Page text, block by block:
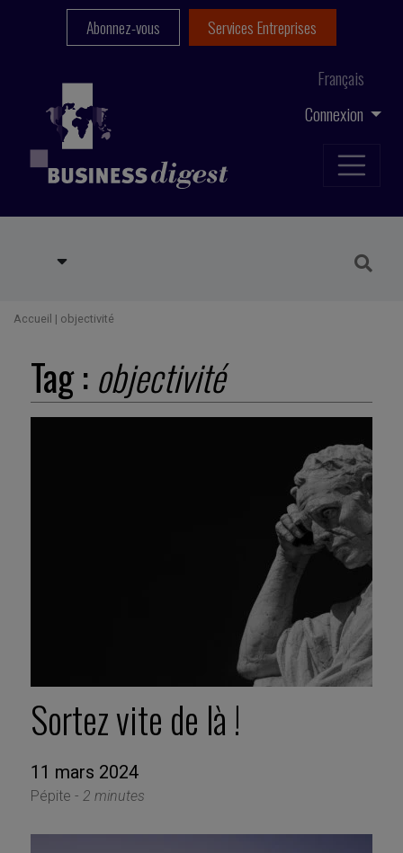
Connexion
Français
Abonnez-vous Services Entreprises
Accueil | objectivité
Tag : objectivité
Sortez vite de là !
11 mars 2024
Pépite - 2 minutes